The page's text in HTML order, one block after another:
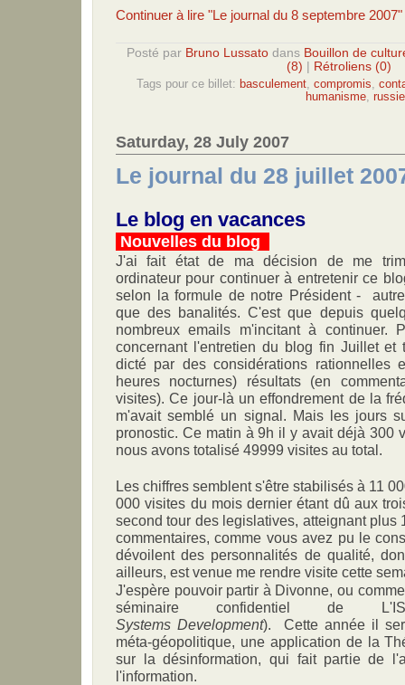
Continuer à lire "Le journal du 8 septembre 2007"
Posté par Bruno Lussatodans Bouillon de
(8)
Rétroliens (0)
Tags pour ce billet: basculement compromis
humanisme russie
Saturday, 28 July 2007
Le journal du 28 juillet
Le blog en vacances
Nouvelles du blog
J'ai fait état de ma décision de me
ordinateur pour continuer à entretenir ce
selon la formule de notre Président -
que des banalités. C'est que depuis
nombreux emails m'incitant à continuer.
concernant l'entretien du blog fin Juillet et
dicté par des considérations rationnelles
heures nocturnes) résultats (en
visites). Ce jour-là un effondrement de la
m'avait semblé un signal. Mais les jours
pronostic. Ce matin à 9h il y avait déjà 300
nous avons totalisé 49999 visites au total.
Les chiffres semblent s'être stabilisés à 11
000 visites du mois dernier étant dû aux
second tour des legislatives, atteignant plus
commentaires, comme vous avez pu le
dévoilent des personnalités de qualité,
ailleurs, est venue me rendre visite cette
J'espère pouvoir partir à Divonne, ou
séminaire confidentiel de
Systems Development). Cette année il
méta-géopolitique, une application de la
sur la désinformation, qui fait partie de
l'information.